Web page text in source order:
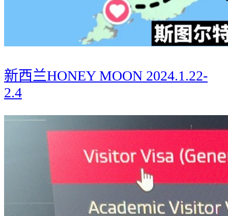
新西兰HONEY MOON 2024.1.22-
2.4